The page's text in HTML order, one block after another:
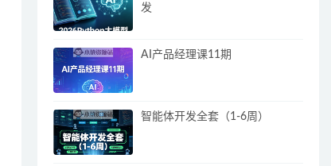
发
AI产品经理课11期
智能体开发全套（1-6周）